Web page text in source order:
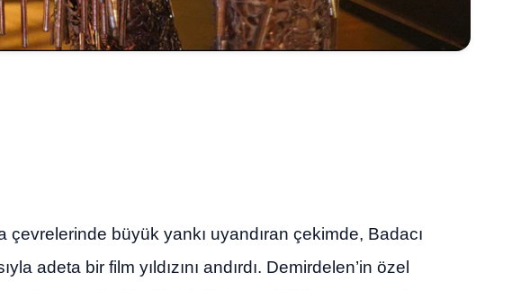
çevrelerinde büyük yankı uyandıran çekimde, Badacı
adeta bir film yıldızını andırdı. Demirdelen’in özel